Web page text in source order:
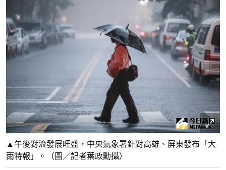
▲午後對流發展旺盛，中央氣象署針對高雄、屏東發布「大
雨特報」。（圖／記者葉政勳攝）